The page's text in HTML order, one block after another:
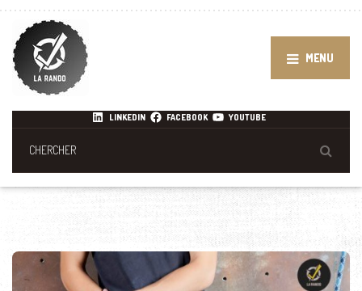
MENU
LINKEDIN FACEBOOK YOUTUBE